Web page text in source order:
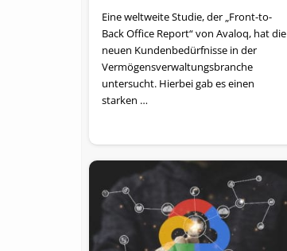
Eine weltweite Studie, der „Front-to-
Back Office Report“ von Avaloq, hat die
neuen Kundenbedürfnisse in der
Vermögensverwaltungsbranche
untersucht. Hierbei gab es einen
starken …